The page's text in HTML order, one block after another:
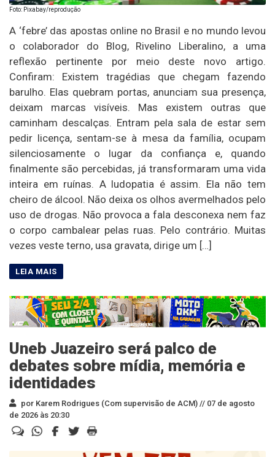
Foto: Pixabay/reprodução
A ‘febre’ das apostas online no Brasil e no mundo levou
o colaborador do Blog, Rivelino Liberalino, a uma
reflexão pertinente por meio deste novo artigo.
Confiram: Existem tragédias que chegam fazendo
barulho. Elas quebram portas, anunciam sua presença,
deixam marcas visíveis. Mas existem outras que
caminham descalças. Entram pela sala de estar sem
pedir licença, sentam-se à mesa da família, ocupam
silenciosamente o lugar da confiança e, quando
finalmente são percebidas, já transformaram uma vida
inteira em ruínas. A ludopatia é assim. Ela não tem
cheiro de álcool. Não deixa os olhos avermelhados pelo
uso de drogas. Não provoca a fala desconexa nem faz
o corpo cambalear pelas ruas. Pelo contrário. Muitas
vezes veste terno, usa gravata, dirige um […]
Uneb Juazeiro será palco de
debates sobre mídia, memória e
identidades
por Karem Rodrigues (Com supervisão de ACM) // 07 de agosto
de 2026 às 20:30